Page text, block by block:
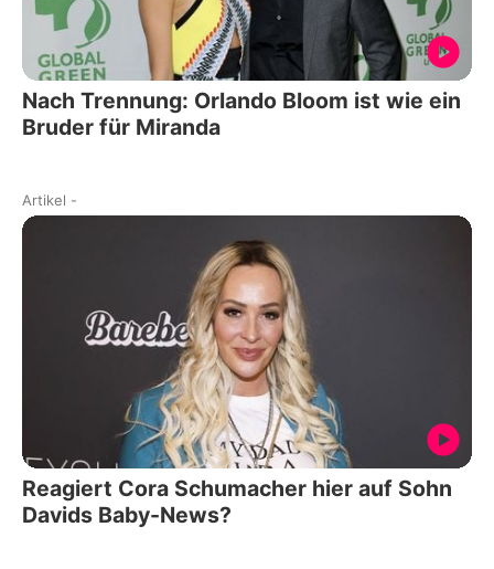
Nach Trennung: Orlando Bloom ist wie ein
Bruder für Miranda
Artikel -
Reagiert Cora Schumacher hier auf Sohn
Davids Baby-News?